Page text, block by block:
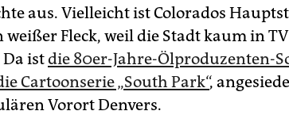
aus. Vielleicht ist Colorados
weißer Fleck, weil die Stadt kaum in
istdie 80er-Jahre-Ölproduzenten-
Cartoonserie „South Park“,
Vorort Denvers.